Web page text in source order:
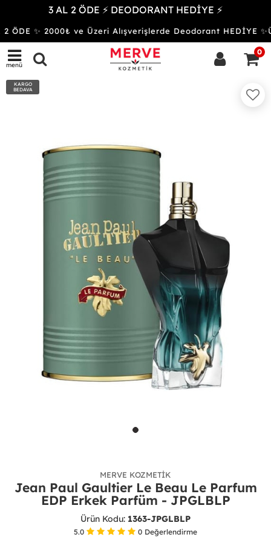
3 AL 2 ÖDE ⚡ DEODORANT HEDİYE ⚡
✨ 2000₺ ve Üzeri Alışverişlerde Deodorant HEDİYE
menü
0
KARGO
BEDAVA
MERVE KOZMETIK
Jean Paul Gaultier Le Beau Le Parfum
EDP Erkek Parfüm - JPGLBLP
Ürün Kodu: 1363-JPGLBLP
5.0 0 Değerlendirme